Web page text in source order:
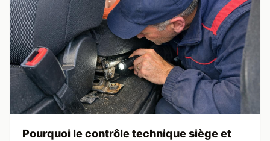
Pourquoi le contrôle technique siège et